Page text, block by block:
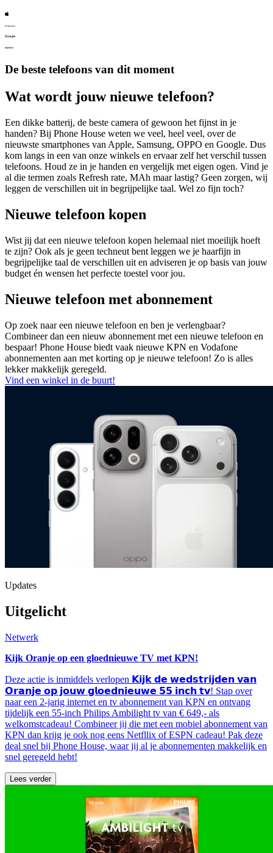
De beste telefoons van dit moment
Wat wordt jouwnieuwe telefoon?
Een dikke batterij, de beste camera of gewoon het fijnst in je
handen? Bij Phone House weten we veel, heel veel, over de
nieuwste smartphones van Apple, Samsung, OPPO en Google. Dus
kom langs in een van onze winkels en ervaar zelf het verschil tussen
telefoons. Houd ze in je handen en vergelijk met eigen ogen. Vind je
al die termen zoals Refresh rate, MAh maar lastig? Geen zorgen, wij
leggen de verschillen uit in begrijpelijke taal. Wel zo fijn toch?
Nieuwe telefoon kopen
Wist jij dat een nieuwe telefoon kopen helemaal niet moeilijk hoeft
te zijn? Ook als je geen techneut bent leggen we je haarfijn in
begrijpelijke taal de verschillen uit en adviseren je op basis van jouw
budget én wensen het perfecte toestel voor jou.
Nieuwe telefoon met abonnement
Op zoek naar een nieuwe telefoon en ben je verlengbaar?
Combineer dan een nieuw abonnement met een nieuwe telefoon en
bespaar! Phone House biedt vaak nieuwe KPN en Vodafone
abonnementen aan met korting op je nieuwe telefoon! Zo is alles
lekker makkelijk geregeld.
Vind een winkel in de buurt!
Updates
Uitgelicht
Netwerk
Kijk Oranje op een gloednieuwe TV met KPN!
Deze actie is inmiddels verlopen 𝗞𝗶𝗷𝗸 𝗱𝗲 𝘄𝗲𝗱𝘀𝘁𝗿𝗶𝗷𝗱𝗲𝗻 𝘃𝗮𝗻
𝗢𝗿𝗮𝗻𝗷𝗲 𝗼𝗽 𝗷𝗼𝘂𝘄 𝗴𝗹𝗼𝗲𝗱𝗻𝗶𝗲𝘂𝘄𝗲 𝟱𝟱 𝗶𝗻𝗰𝗵 𝘁𝘃! Stap over
naar een 2-jarig internet en tv abonnement van KPN en ontvang
tijdelijk een 55-inch Philips Ambilight tv van € 649,- als
welkomstcadeau! Combineer jij die met een mobiel abonnement van
KPN dan krijg je ook nog eens Netfllix of ESPN cadeau! Pak deze
deal snel bij Phone House, waar jij al je abonnementen makkelijk en
snel geregeld hebt!
Lees verder